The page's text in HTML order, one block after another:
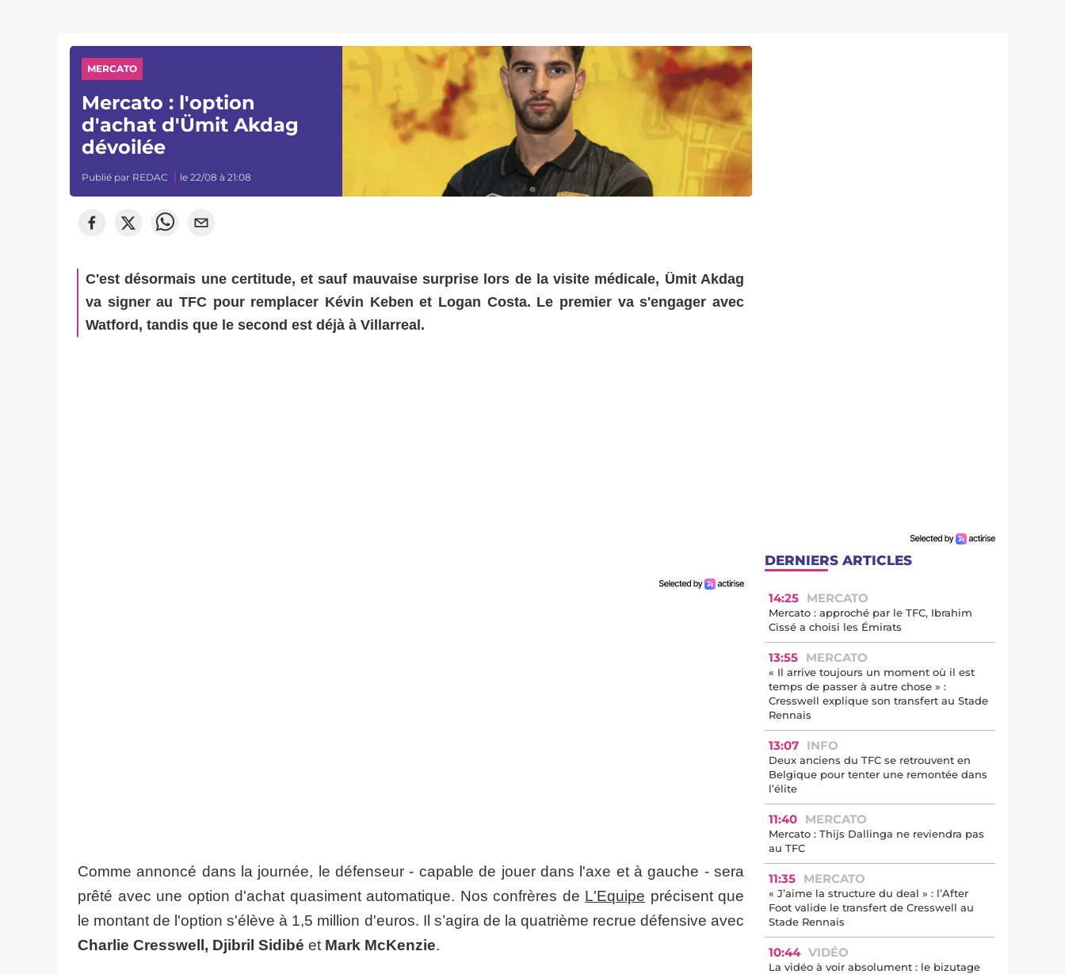
MERCATO
Mercato : l'option
d'achat d'Ümit Akdag
dévoilée
Publié par REDAC le 22/08 à 21:08
C'est désormais une certitude, et sauf mauvaise surprise lors de la visite médicale, Ümit Akdag
va signer au TFC pour remplacer Kévin Keben et Logan Costa. Le premier va s'engager avec
Watford, tandis que le second est déjà à Villarreal.
Comme annoncé dans la journée, le défenseur - capable de jouer dans l'axe et à gauche - sera
prêté avec une option d'achat quasiment automatique. Nos confrères de L'Equipe précisent que
le montant de l'option s'élève à 1,5 million d'euros. Il s’agira de la quatrième recrue défensive avec
Charlie Cresswell, Djibril Sidibé et Mark McKenzie.
DERNIERS ARTICLES
14:25 MERCATO
Mercato : approché par le TFC, Ibrahim
Cissé a choisi les Émirats
13:55 MERCATO
« Il arrive toujours un moment où il est
temps de passer à autre chose » :
Cresswell explique son transfert au Stade
Rennais
13:07 INFO
Deux anciens du TFC se retrouvent en
Belgique pour tenter une remontée dans
l’élite
11:40 MERCATO
Mercato : Thijs Dallinga ne reviendra pas
au TFC
11:35 MERCATO
« J’aime la structure du deal » : l’After
Foot valide le transfert de Cresswell au
Stade Rennais
10:44 VIDÉO
La vidéo à voir absolument : le bizutage